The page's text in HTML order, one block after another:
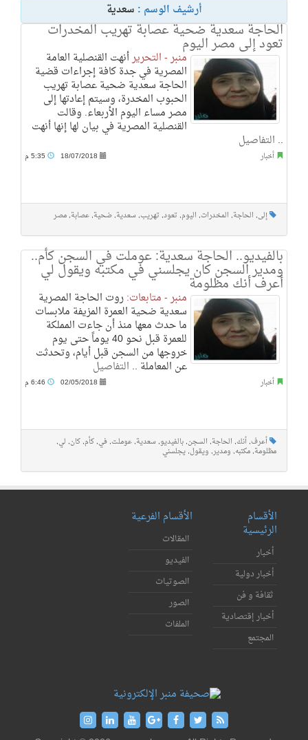
أرشيف الوسم : سعدية
الحاجة سعدية ضحية عصابة تهريب المخدرات
تعود إلى مصر اليوم
منبر - التحريرأنهت القنصلية العامة
المصرية في جدة كافة إجراءات قضية
الحاجة سعدية ضحية عصابة تهريب
الحبوب المخدرة، وسيتم إعادتها إلى
مصر مساء اليوم الأربعاء. وقالت
القنصلية المصرية في بيان لها إنها أنهت
.. التفاصيل
أخبار 18/07/2018
إلى, الحاجة, المخدرات, اليوم, تعود, تهريب, سعدية, ضحية, عصابة, مصر
بالفيديو.. الحاجة سعدية: عوملت في السجن كأم..
ومدير السجن كان يجلسني في مكتبه ويقول لي
أعرف أنك مظلومة
منبر - متابعات:روت الحاجة المصرية
سعدية ضحية العمرة المزيفة ملابسات
ما حدث معها منذ أن جاءت المملكة
للعمرة قبل نحو 40 يوماً حتى يوم
خروجها من السجن قبل أيام، وتحدثت
عن المعاملة .. التفاصيل
أخبار 02/05/2018
أعرف, أنك, الحاجة, السجن, بالفيديو, سعدية, عوملت, في, كأم, كان, لي,
مظلومة, مكتبه, ومدير, ويقول, يجلسني
الأقسام
الرئيسية
أخبار
أخبار دولية
ثقافة و فن
أخبار إقتصادية
المجتمع
الأقسام الفرعية
المقالات
الفيديو
الصوتيات
الصور
الملفات